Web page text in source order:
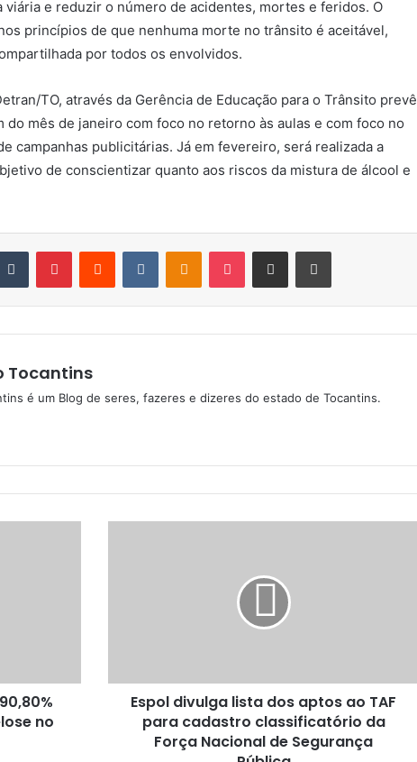
viária e reduzir o número de acidentes, mortes e feridos. O
princípios de que nenhuma morte no trânsito é aceitável,
por todos os envolvidos.
TO, através da Gerência de Educação para o Trânsito prevê
mês de janeiro com foco no retorno às aulas e com foco no
campanhas publicitárias. Já em fevereiro, será realizada a
de conscientizar quanto aos riscos da mistura de álcool e
Tocantins
é um Blog de seres, fazeres e dizeres do estado de Tocantins.
no
Espol divulga lista dos aptos ao TAF
para cadastro classificatório da
Força Nacional de Segurança